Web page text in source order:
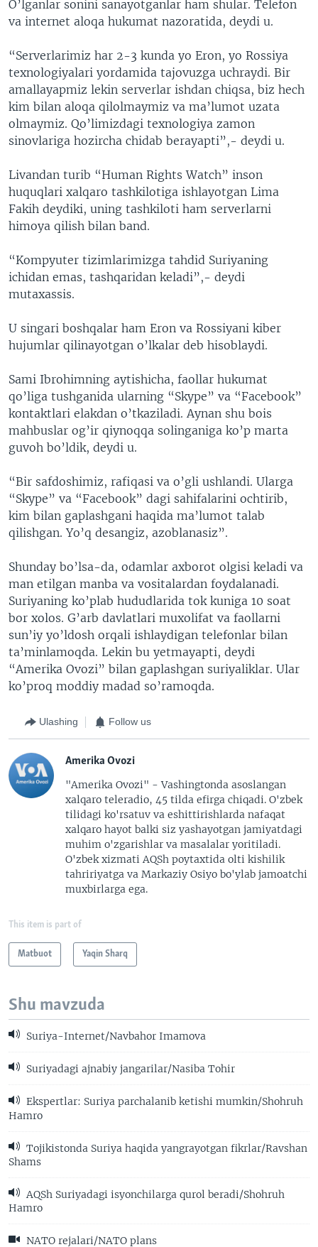
O’lganlar sonini sanayotganlar ham shular. Telefon
va internet aloqa hukumat nazoratida, deydi u.
“Serverlarimiz har 2-3 kunda yo Eron, yo Rossiya
texnologiyalari yordamida tajovuzga uchraydi. Bir
amallayapmiz lekin serverlar ishdan chiqsa, biz hech
kim bilan aloqa qilolmaymiz va ma’lumot uzata
olmaymiz. Qo’limizdagi texnologiya zamon
sinovlariga hozircha chidab berayapti”,- deydi u.
Livandan turib “Human Rights Watch” inson
huquqlari xalqaro tashkilotiga ishlayotgan Lima
Fakih deydiki, uning tashkiloti ham serverlarni
himoya qilish bilan band.
“Kompyuter tizimlarimizga tahdid Suriyaning
ichidan emas, tashqaridan keladi”,- deydi
mutaxassis.
U singari boshqalar ham Eron va Rossiyani kiber
hujumlar qilinayotgan o’lkalar deb hisoblaydi.
Sami Ibrohimning aytishicha, faollar hukumat
qo’liga tushganida ularning “Skype” va “Facebook”
kontaktlari elakdan o’tkaziladi. Aynan shu bois
mahbuslar og’ir qiynoqqa solinganiga ko’p marta
guvoh bo’ldik, deydi u.
“Bir safdoshimiz, rafiqasi va o’gli ushlandi. Ularga
“Skype” va “Facebook” dagi sahifalarini ochtirib,
kim bilan gaplashgani haqida ma’lumot talab
qilishgan. Yo’q desangiz, azoblanasiz”.
Shunday bo’lsa-da, odamlar axborot olgisi keladi va
man etilgan manba va vositalardan foydalanadi.
Suriyaning ko’plab hududlarida tok kuniga 10 soat
bor xolos. G’arb davlatlari muxolifat va faollarni
sun’iy yo’ldosh orqali ishlaydigan telefonlar bilan
ta’minlamoqda. Lekin bu yetmayapti, deydi
“Amerika Ovozi” bilan gaplashgan suriyaliklar. Ular
ko’proq moddiy madad so’ramoqda.
Ulashing Follow us
Amerika Ovozi
"Amerika Ovozi" - Vashingtonda asoslangan
xalqaro teleradio, 45 tilda efirga chiqadi. O'zbek
tilidagi ko'rsatuv va eshittirishlarda nafaqat
xalqaro hayot balki siz yashayotgan jamiyatdagi
muhim o'zgarishlar va masalalar yoritiladi.
O'zbek xizmati AQSh poytaxtida olti kishilik
tahririyatga va Markaziy Osiyo bo'ylab jamoatchi
muxbirlarga ega.
This item is part of
Matbuot Yaqin Sharq
Shu mavzuda
Suriya-Internet/Navbahor Imamova
Suriyadagi ajnabiy jangarilar/Nasiba Tohir
Ekspertlar: Suriya parchalanib ketishi mumkin/Shohruh
Hamro
Tojikistonda Suriya haqida yangrayotgan fikrlar/Ravshan
Shams
AQSh Suriyadagi isyonchilarga qurol beradi/Shohruh
Hamro
NATO rejalari/NATO plans